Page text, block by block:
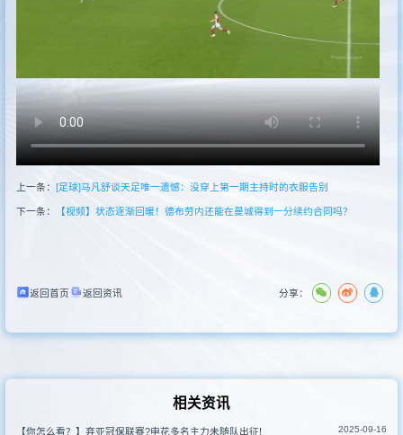
上一条： [足球]马凡舒谈天足唯一遗憾：没穿上第一期主持时的衣服告别
下一条： 【视频】状态逐渐回暖！德布劳内还能在曼城得到一分续约合同吗？
返回首页 返回资讯 分享：
相关资讯
【你怎么看？】弃亚冠保联赛?申花多名主力未随队出征! 2025-09-16